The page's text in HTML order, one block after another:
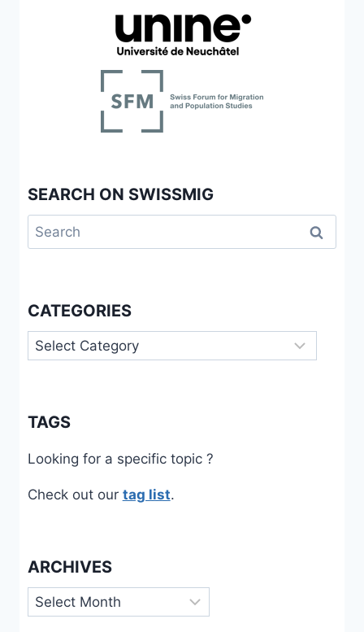
SEARCH ON SWISSMIG
Search
for:
CATEGORIES
Categories
TAGS
Looking for a specific topic ?
Check out our tag list.
ARCHIVES
Archives